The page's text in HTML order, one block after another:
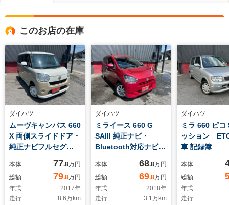
このお店の在庫
ダイハツ
ムーヴキャンバス 660
X 両側スライドドア・
純正ナビフルセグ
ETC・
本体 77.8万円
総額
79.8万円
年式
2017年
走行
8.6万km
ダイハツ
ミライース 660 G
SAIII 純正ナビ・
Bluetooth対応ナビフ
メラ・Pスタート・衝
突軽減ブレーキアシス
ト機能・オートライ
ト・momoステア・前
本体 68.8万円
総額
69.8万円
年式
2018年
走行
3.1 万km
ダイハツ
ミラ 660 ピコ
ッション
車 記録簿
本体
総額
年式
走行